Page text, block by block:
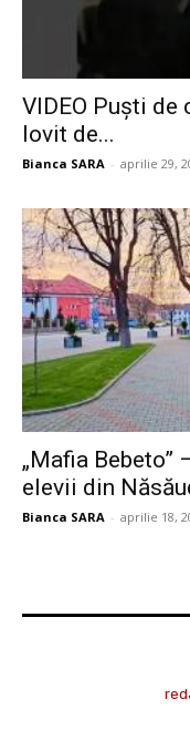
VIDEO Puști de
lovit de...
Bianca SARA - aprilie 29,
„Mafia Bebeto”
elevii din
Bianca SARA - aprilie 18,